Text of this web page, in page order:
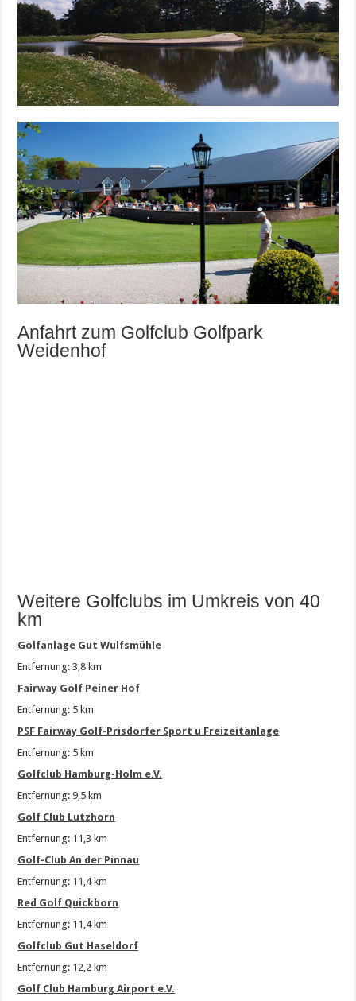
Anfahrt zum Golfclub Golfpark
Weidenhof
Weitere Golfclubs im Umkreis von 40
km
Golfanlage Gut Wulfsmühle
Entfernung: 3,8 km
Fairway Golf Peiner Hof
Entfernung: 5 km
PSF Fairway Golf-Prisdorfer Sport u Freizeitanlage
Entfernung: 5 km
Golfclub Hamburg-Holm e.V.
Entfernung: 9,5 km
Golf Club Lutzhorn
Entfernung: 11,3 km
Golf-Club An der Pinnau
Entfernung: 11,4 km
Red Golf Quickborn
Entfernung: 11,4 km
Golfclub Gut Haseldorf
Entfernung: 12,2 km
Golf Club Hamburg Airport e.V.